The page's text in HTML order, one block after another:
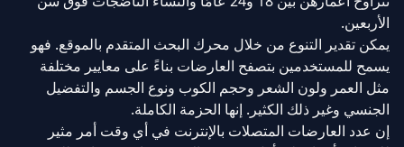
الأربعين.
يمكن تقدير التنوع من خلال محرك البحث المتقدم بالموقع. فهو
يسمح للمستخدمين بتصفح العارضات بناءً على معايير مختلفة
مثل العمر ولون الشعر وحجم الكوب ونوع الجسم والتفضيل
الجنسي وغير ذلك الكثير. إنها الحزمة الكاملة.
إن عدد العارضات المتصلات بالإنترنت في أي وقت أمر مثير